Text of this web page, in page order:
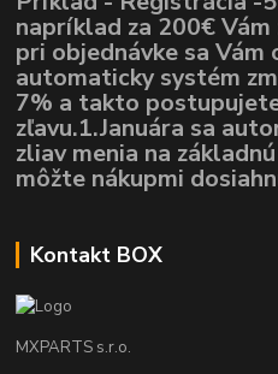
napríklad za 200€ Vám
pri objednávke sa Vám
automaticky systém
7% a takto
zľavu.1.Januára sa
zliav menia na
môžte nákupmi
Kontakt BOX
MXPARTS s.r.o.